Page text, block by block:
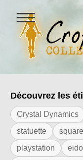
Ouvrir
le
menu
Résultats de
Découvrez les
Crystal Dynamics
statuette
playstation